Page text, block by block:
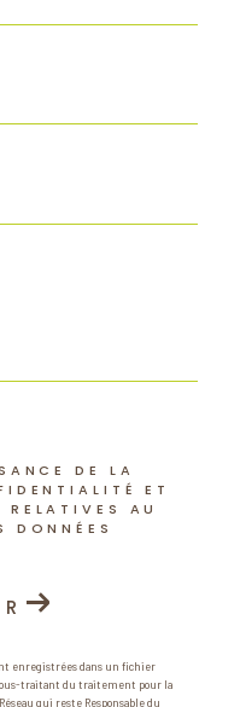
DE LA
ET
AU
DONNÉES
enregistrées dans un fichier
traitant du traitement pour la
qui reste Responsable du